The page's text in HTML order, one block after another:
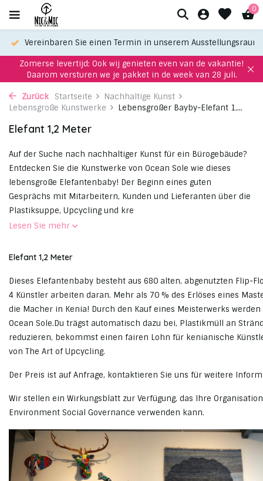
0
Vereinbaren Sie einen Termin in unserem Ausstellungsraum
Zomerse levertijd: Ook wij genieten even van de vakantie!
Daarom versturen we je pakket in de week van 28 juli.
Zurück Startseite
Nachhaltige Kunst
Lebensgroße Kunstwerke
Lebensgroßer Bayby-Elefant 1,...
Elefant 1,2 Meter
Auf der Suche nach nachhaltiger Kunst für ein Bürogebäude?
Entdecken Sie die Kunstwerke von Ocean Sole wie dieses
lebensgroße Elefantenbaby! Der Beginn eines guten
Gesprächs mit Mitarbeitern, Kunden und Lieferanten über die
Plastiksuppe, Upcycling und kre
Lesen Sie mehr
Elefant 1,2 Meter
Dieses Elefantenbaby besteht aus 680 alten, abgenutzten Flip-
4 Künstler arbeiten daran. Mehr als 70 % des Erlöses eines
die Macher in Kenia! Durch den Kauf eines Meisterwerks
Ocean Sole.Du trägst automatisch dazu bei, Plastikmüll an
reduzieren, bekommst einen fairen Lohn für kenianische
von The Art of Upcycling.
Der Preis ist auf Anfrage, kontaktieren Sie uns für weitere
Wir stellen ein Wirkungsblatt zur Verfügung, das Ihre
Environment Social Governance verwenden kann.